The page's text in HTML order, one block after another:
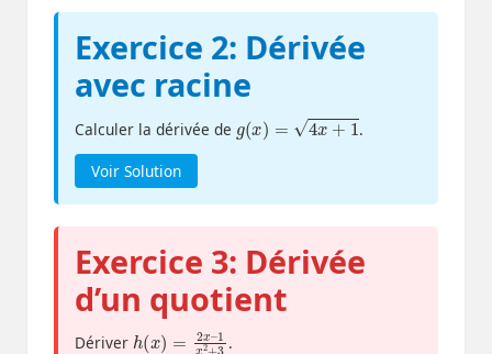
Exercice 2: Dérivée
avec racine
Calculer la dérivée de
( ) +1
.
Voir Solution
Exercice 3: Dérivée
d’un quotient
Dériver
h ( ) –
1 x 2+
.